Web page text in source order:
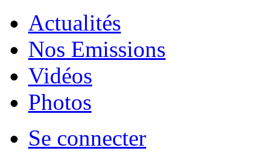
Actualités
Nos Emissions
Vidéos
Photos
Se connecter